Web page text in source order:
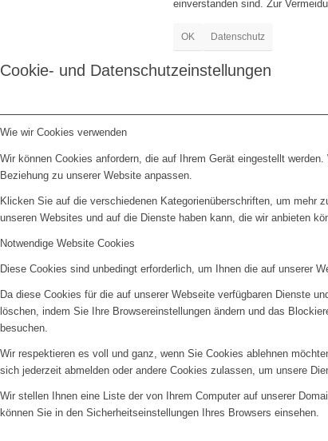
einverstanden sind. Zur
OK Datenschutz
Cookie- und Datenschutzeinstellungen
Wie wir Cookies verwenden
Wir können Cookies anfordern, die auf Ihrem Gerät eingestellt
Beziehung zu unserer Website anpassen.
Klicken Sie auf die verschiedenen Kategorienüberschriften, um mehr
unseren Websites und auf die Dienste haben kann, die wir anbieten
Notwendige Website Cookies
Diese Cookies sind unbedingt erforderlich, um Ihnen die auf unserer
Da diese Cookies für die auf unserer Webseite verfügbaren Dienste
löschen, indem Sie Ihre Browsereinstellungen ändern und das
besuchen.
Wir respektieren es voll und ganz, wenn Sie Cookies ablehnen
sich jederzeit abmelden oder andere Cookies zulassen, um unsere
Wir stellen Ihnen eine Liste der von Ihrem Computer auf unserer
können Sie in den Sicherheitseinstellungen Ihres Browsers einsehen.